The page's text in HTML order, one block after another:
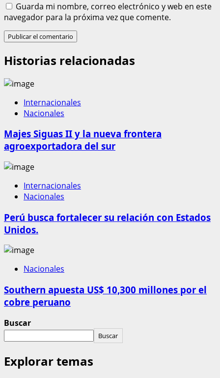
Guarda mi nombre, correo electrónico y web en este
navegador para la próxima vez que comente.
Historias relacionadas
Internacionales
Nacionales
Majes Siguas II y la nueva frontera
agroexportadora del sur
Internacionales
Nacionales
Perú busca fortalecer su relación con Estados
Unidos.
Nacionales
Southern apuesta US$ 10,300 millones por el
cobre peruano
Buscar
Buscar
Explorar temas